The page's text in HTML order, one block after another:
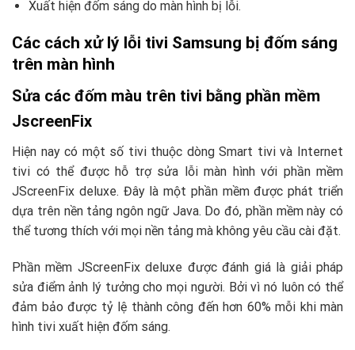
Xuất hiện đốm sáng do màn hình bị lỗi.
Các cách xử lý lỗi tivi Samsung bị đốm sáng
trên màn hình
Sửa các đốm màu trên tivi bằng phần mềm
JscreenFix
Hiện nay có một số tivi thuộc dòng Smart tivi và Internet
tivi có thể được hỗ trợ sửa lỗi màn hình với phần mềm
JScreenFix deluxe. Đây là một phần mềm được phát triển
dựa trên nền tảng ngôn ngữ Java. Do đó, phần mềm này có
thể tương thích với mọi nền tảng mà không yêu cầu cài đặt.
Phần mềm JScreenFix deluxe được đánh giá là giải pháp
sửa điểm ảnh lý tưởng cho mọi người. Bởi vì nó luôn có thể
đảm bảo được tỷ lệ thành công đến hơn 60% mỗi khi màn
hình tivi xuất hiện đốm sáng.